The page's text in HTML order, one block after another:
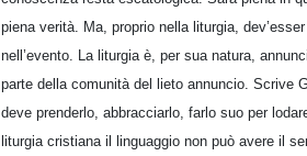
piena verità. Ma, proprio nella liturgia,
nell’evento. La liturgia è, per sua natura,
parte della comunità del lieto annuncio. Scrive
deve prenderlo, abbracciarlo, farlo suo per
liturgia cristiana il linguaggio non può avere il